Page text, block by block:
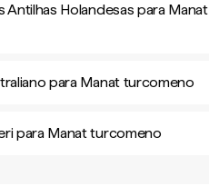
Antilhas Holandesas para Manat
para Manat turcomeno
para Manat turcomeno